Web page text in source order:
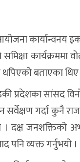
आयोजना
थपिएको बताएका थिए
प्रदेशका सांसद
गर्दा कुनै
। दक्ष जनशक्तिको
पनि व्यक्त गर्नुभयो ।